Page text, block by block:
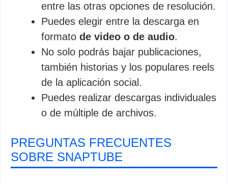
entre las otras opciones de resolución.
Puedes elegir entre la descarga en
formato de video o de audio.
No solo podrás bajar publicaciones,
también historias y los populares reels
de la aplicación social.
Puedes realizar descargas individuales
o de múltiple de archivos.
PREGUNTAS FRECUENTES
SOBRE SNAPTUBE